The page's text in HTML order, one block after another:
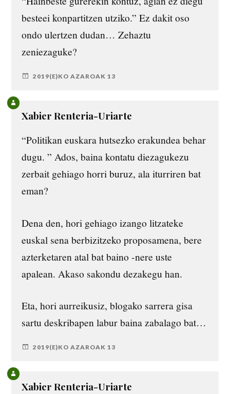
besteei konpartitzen utziko.” Ez dakit oso
ondo ulertzen dudan… Zehaztu
zeniezaguke?
2019(E)KO AZAROAK 13
Xabier Renteria-Uriarte
“Politikan euskara hutsezko erakundea behar
dugu. ” Ados, baina kontatu diezagukezu
zerbait gehiago horri buruz, ala iturriren bat
eman?
Dena den, hori gehiago izango litzateke
euskal sena berbizitzeko proposamena, bere
azterketaren atal bat baino -nere uste
apalean. Akaso sakondu dezakegu han.
Eta, hori aurreikusiz, blogako sarrera gisa
sartu deskribapen labur baina zabalago bat…
2019(E)KO AZAROAK 13
Xabier Renteria-Uriarte